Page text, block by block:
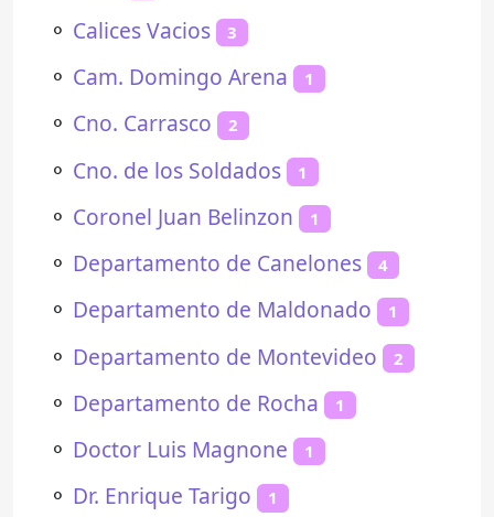
⚬ Calices Vacios 3
⚬ Cam. Domingo Arena 1
⚬ Cno. Carrasco 2
⚬ Cno. de los Soldados 1
⚬ Coronel Juan Belinzon 1
⚬ Departamento de Canelones 4
⚬ Departamento de Maldonado 1
⚬ Departamento de Montevideo 2
⚬ Departamento de Rocha 1
⚬ Doctor Luis Magnone 1
⚬ Dr. Enrique Tarigo 1